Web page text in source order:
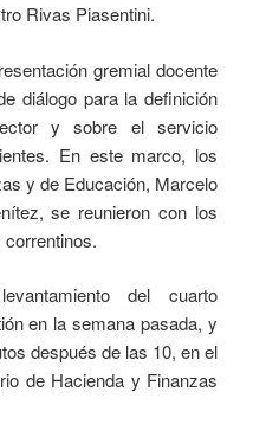
Rivas Piasentini.
gremial docente
diálogo para la definición
y sobre el servicio
En este marco, los
y de Educación, Marcelo
se reunieron con los
del cuarto
en la semana pasada, y
después de las 10, en el
de Hacienda y Finanzas